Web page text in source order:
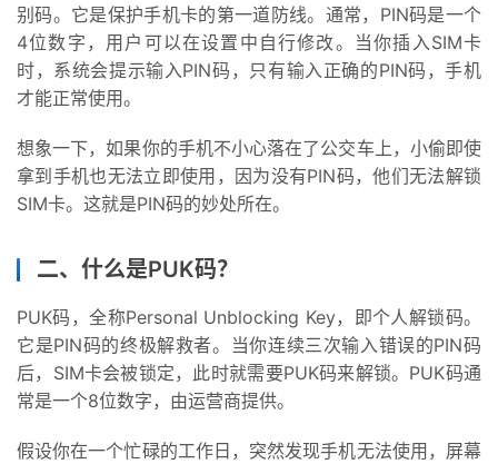
别码。它是保护手机卡的第一道防线。通常，PIN码是一个
4位数字，用户可以在设置中自行修改。当你插入SIM卡
时，系统会提示输入PIN码，只有输入正确的PIN码，手机
才能正常使用。
想象一下，如果你的手机不小心落在了公交车上，小偷即使
拿到手机也无法立即使用，因为没有PIN码，他们无法解锁
SIM卡。这就是PIN码的妙处所在。
二、什么是PUK码？
PUK码，全称Personal Unblocking Key，即个人解锁码。
它是PIN码的终极解救者。当你连续三次输入错误的PIN码
后，SIM卡会被锁定，此时就需要PUK码来解锁。PUK码通
常是一个8位数字，由运营商提供。
假设你在一个忙碌的工作日，突然发现手机无法使用，屏幕